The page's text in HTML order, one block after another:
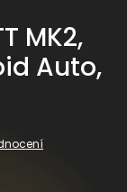
MK2,
Auto,